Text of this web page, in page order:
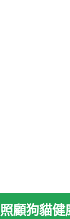
照顧狗貓健